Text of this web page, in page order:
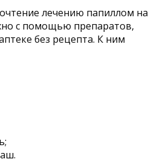
лечению папиллом на
с помощью препаратов,
без рецепта. К ним